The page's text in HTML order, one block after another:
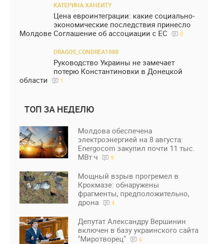
КАТЕРИНА ХАНЕИТУ
Цена евроинтеграции: какие социально-
экономические последствия принесло
Молдове Соглашение об ассоциации с ЕС
0
DRAGOS_CONDREA1988
Руководство Украины не замечает
потерю Константиновки в Донецкой
области
1
ТОП ЗА НЕДЕЛЮ
Молдова обеспечена
электроэнергией на 8 августа:
Energocom закупил почти 11 тыс.
МВт·ч
9
Мощный взрыв прогремел в
Крокмазе: обнаружены
фрагменты, предположительно,
дрона
4
Депутат Александру Вершинин
включен в базу украинского сайта
"Миротворец"
4